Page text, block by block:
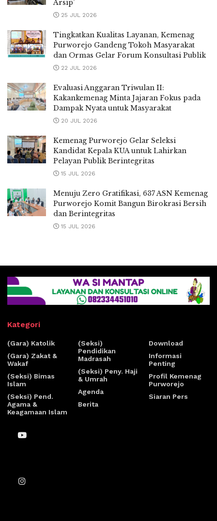
Arsip’
25 JUL 2026
Tingkatkan Kualitas Layanan, Kemenag
Purworejo Gandeng Tokoh Masyarakat
dan Ormas Gelar Forum Konsultasi Publik
22 JUL 2026
Evaluasi Anggaran Triwulan II:
Kakankemenag Minta Jajaran Fokus pada
Dampak Nyata untuk Masyarakat
20 JUL 2026
Kemenag Purworejo Gelar Seleksi
Kandidat Kepala KUA untuk Lahirkan
Pelayan Publik Berintegritas
15 JUL 2026
Menuju Zero Gratifikasi, 637 ASN Kemenag
Purworejo Komit Bangun Birokrasi Bersih
dan Berintegritas
15 JUL 2026
Kategori
(Gara) Katolik
(Gara) Zakat &
Wakaf
(Seksi) Bimas
Islam
(Seksi) Pend.
Agama &
Keagamaan Islam
(Seksi)
Pendidikan
Madrasah
(Seksi) Peny. Haji
& Umrah
Agenda
Berita
Download
Informasi
Penting
Profil Kemenag
Purworejo
Siaran Pers